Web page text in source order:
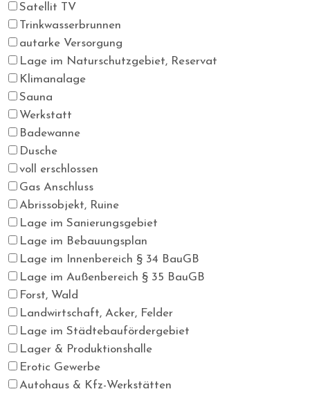
Satellit TV
Trinkwasserbrunnen
autarke Versorgung
Lage im Naturschutzgebiet, Reservat
Klimanalage
Sauna
Werkstatt
Badewanne
Dusche
voll erschlossen
Gas Anschluss
Abrissobjekt, Ruine
Lage im Sanierungsgebiet
Lage im Bebauungsplan
Lage im Innenbereich § 34 BauGB
Lage im Außenbereich § 35 BauGB
Forst, Wald
Landwirtschaft, Acker, Felder
Lage im Städtebaufördergebiet
Lager & Produktionshalle
Erotic Gewerbe
Autohaus & Kfz-Werkstätten